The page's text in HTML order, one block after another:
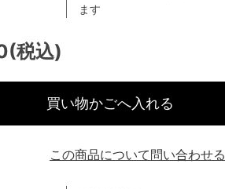
税込)
ます
買い物かごへ入れる
この商品について問い合わせる